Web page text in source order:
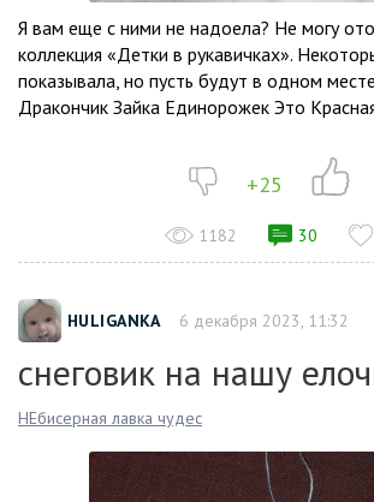
Я вам еще с ними не надоела? Не могу
коллекция «Детки в рукавичках».
показывала, но пусть будут в одном
Дракончик Зайка Единорожек Это
+25
1182 30
HULIGANKA 6 декабря 2023, 11:32
снеговик на нашу
НЕбисерная лавка чудес